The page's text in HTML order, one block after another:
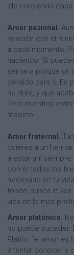
ido creciendo cada
Amor pasional.
relación con el
a cada momento.
haciendo. Si
semana porque un
perdido para ti. Es
no dure, y que
Pero mientras
máximo.
Amor fraternal.
quieres a un
a estar ahí
con él todos los
necesario en tu
fondo, nunca le
vida en lo más
Amor platónico.
no puede suceder.
Platón: “el amor es
intentar conocer y